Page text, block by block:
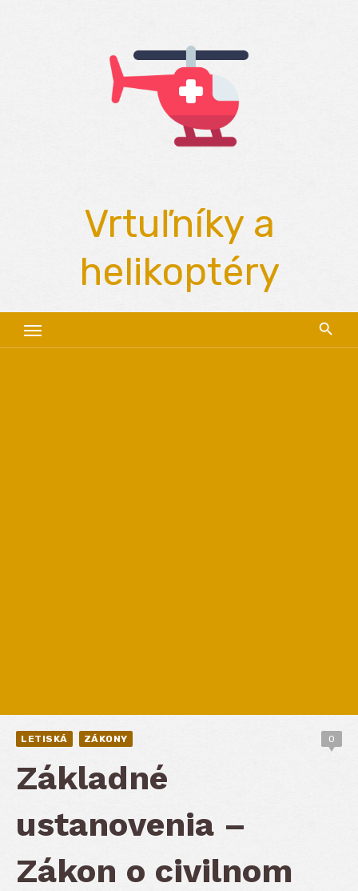
Vrtuľníky a
helikoptéry
LETISKÁ ZÁKONY 0
Základné
ustanovenia –
Zákon o civilnom